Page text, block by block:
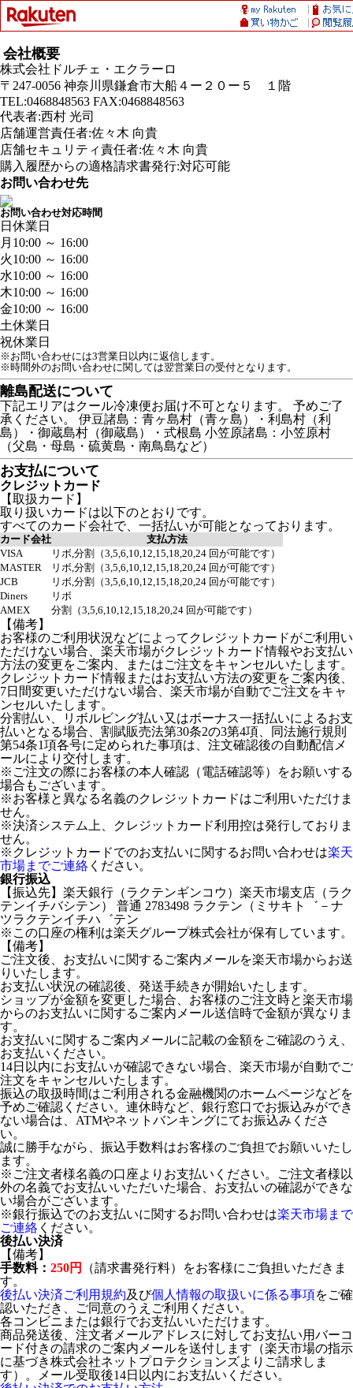
会社概要
株式会社ドルチェ・エクラーロ
〒247-0056 神奈川県鎌倉市大船４ー２０ー５ １階
TEL:0468848563 FAX:0468848563
代表者:西村 光司
店舗運営責任者:佐々木 向貴
店舗セキュリティ責任者:佐々木 向貴
購入履歴からの適格請求書発行:対応可能
お問い合わせ先
お問い合わせ対応時間
日 休業日
月 10:00 ～ 16:00
火10:00 ～ 16:00
水10:00 ～ 16:00
木10:00 ～ 16:00
金10:00 ～ 16:00
土休業日
祝休業日
※お問い合わせには3営業日以内に返信します。
※時間外のお問い合わせに関しては翌営業日の受付となります。
離島配送について
下記エリアはクール冷凍便お届け不可となります。 予めご了
承ください。 伊豆諸島：青ヶ島村（青ヶ島）・利島村（利
島）・御蔵島村（御蔵島）・式根島 小笠原諸島：小笠原村
（父島・母島・硫黄島・南鳥島など）
お支払について
クレジットカード
【取扱カード】
取り扱いカードは以下のとおりです。
すべてのカード会社で、一括払いが可能となっております。
カード会社
支払方法
VISA
リボ,分割（3,5,6,10,12,15,18,20,24 回が可能です）
MASTER
リボ,分割（3,5,6,10,12,15,18,20,24 回が可能です）
JCB
リボ,分割（3,5,6,10,12,15,18,20,24 回が可能です）
Diners
リボ
AMEX
分割（3,5,6,10,12,15,18,20,24 回が可能です）
【備考】
お客様のご利用状況などによってクレジットカードがご利用い
ただけない場合、楽天市場がクレジットカード情報やお支払い
方法の変更をご案内、またはご注文をキャンセルいたします。
クレジットカード情報またはお支払い方法の変更をご案内後、
7日間変更いただけない場合、楽天市場が自動でご注文をキャ
ンセルいたします。
分割払い、リボルビング払い又はボーナス一括払いによるお支
払いとなる場合、割賦販売法第30条2の3第4項、同法施行規則
第54条1項各号に定められた事項は、注文確認後の自動配信メ
ールにより交付します。
※ご注文の際にお客様の本人確認（電話確認等）をお願いする
場合もございます。
※お客様と異なる名義のクレジットカードはご利用いただけま
せん。
※決済システム上、クレジットカード利用控は発行しておりま
せん。
※クレジットカードでのお支払いに関するお問い合わせは楽天
市場までご連絡 ください。
銀行振込
【振込先】楽天銀行（ラクテンギンコウ）楽天市場支店（ラク
テンイチバシテン） 普通 2783498 ラクテン（ミサキト゛－ナ
ツラクテンイチハ゛テン
※この口座の権利は楽天グループ株式会社が保有しています。
【備考】
ご注文後、お支払いに関するご案内メールを楽天市場からお送
りいたします。
お支払い状況の確認後、発送手続きが開始いたします。
ショップが金額を変更した場合、お客様のご注文時と楽天市場
からのお支払いに関するご案内メール送信時で金額が異なりま
す。
お支払いに関するご案内メールに記載の金額をご確認のうえ、
お支払いください。
14日以内にお支払いが確認できない場合、楽天市場が自動でご
注文をキャンセルいたします。
振込の取扱時間はご利用される金融機関のホームページなどを
予めご確認ください。連休時など、銀行窓口でお振込みができ
ない場合は、ATMやネットバンキングにてお振込みくださ
い。
誠に勝手ながら、振込手数料はお客様のご負担でお願いいたし
ます。
※ご注文者様名義の口座よりお支払いください。ご注文者様以
外の名義でお支払いいただいた場合、お支払いの確認ができな
い場合がございます。
※銀行振込でのお支払いに関するお問い合わせは楽天市場まで
ご連絡 ください。
後払い決済
【備考】
手数料： 250円
（請求書発行料）をお客様にご負担いただきま
す。
後払い決済ご利用規約及び個人情報の取扱いに係る事項をご確
認いただき、ご同意のうえご利用ください。
各コンビニまたは銀行でお支払いいただけます。
商品発送後、注文者メールアドレスに対してお支払い用バーコ
ード付きの請求のご案内メールを送付します（楽天市場の指示
に基づき株式会社ネットプロテクションズよりご請求しま
す）。メール受取後14日以内にお支払いください。